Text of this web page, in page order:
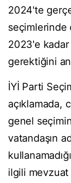
2024'te
seçimlerinde
2023'e kadar
gerektiğini
İYİ Parti
açıklamada,
genel
vatandaşın
ilgili